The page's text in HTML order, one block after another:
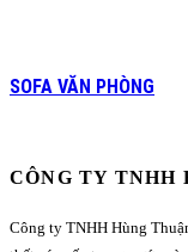
SOFA VĂN PHÒNG
CÔNG TY TNHH
Công ty TNHH Hùng